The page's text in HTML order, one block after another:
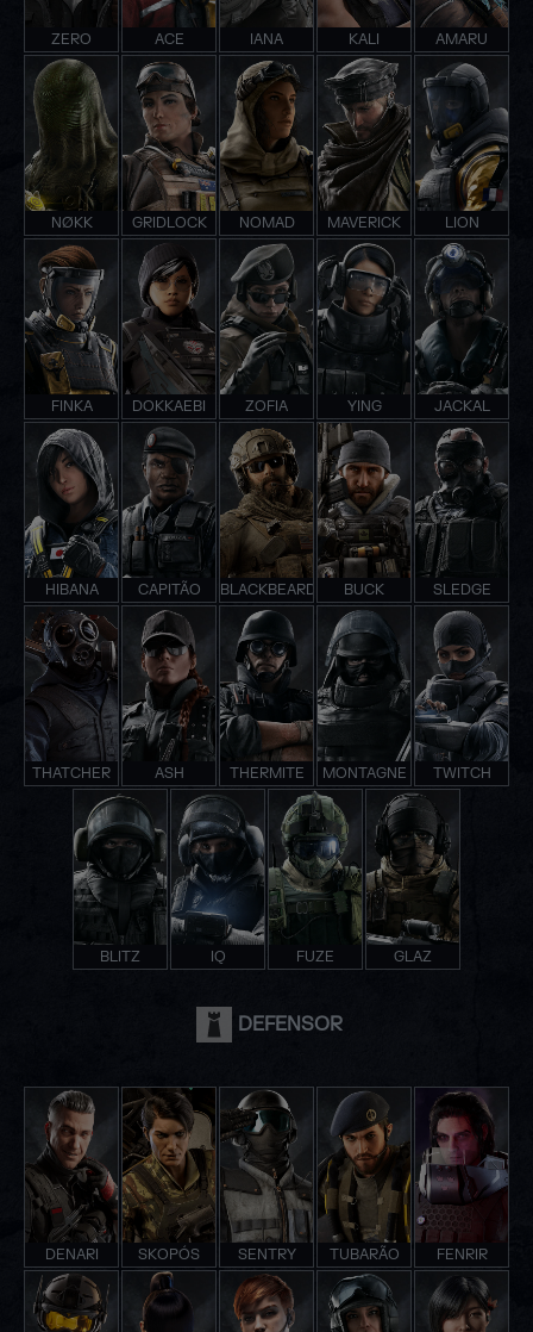
ZERO ACE IANA KALI AMARU
NØKK GRIDLOCK NOMAD MAVERICK LION
FINKA DOKKAEBI ZOFIA YING JACKAL
HIBANA CAPITÃO BLACKBEARD BUCK SLEDGE
THATCHER ASH THERMITE MONTAGNE TWITCH
BLITZ IQ FUZE GLAZ
DEFENSOR
DENARI SKOPÓS SENTRY TUBARÃO FENRIR